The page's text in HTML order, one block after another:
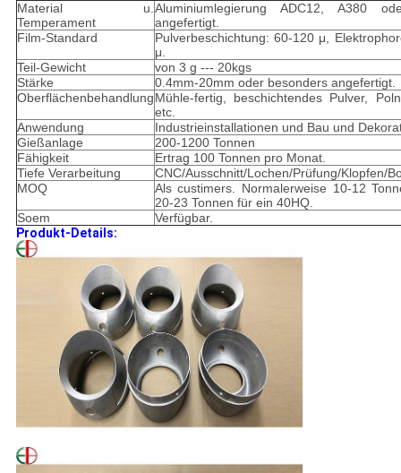
Material u.
Temperament
Aluminiumlegierung ADC12, A380
angefertigt.
Film-Standard
Pulverbeschichtung: 60-120 μ,
μ.
Teil-Gewicht
von 3 g --- 20kgs
Stärke
0.4mm-20mm oder besonders angefertigt.
OberflächenbehandlungMühle-fertig, beschichtendes Pulver,
etc.
Anwendung
Industrieinstallationen und Bau und
Gießanlage
200-1200 Tonnen
Fähigkeit
Ertrag 100 Tonnen pro Monat.
Tiefe Verarbeitung
CNC/Ausschnitt/Lochen/Prüfung/Klopfen/
MOQ
Als custimers. Normalerweise 10-12
20-23 Tonnen für ein 40HQ.
Soem
Verfügbar.
Produkt-Details: